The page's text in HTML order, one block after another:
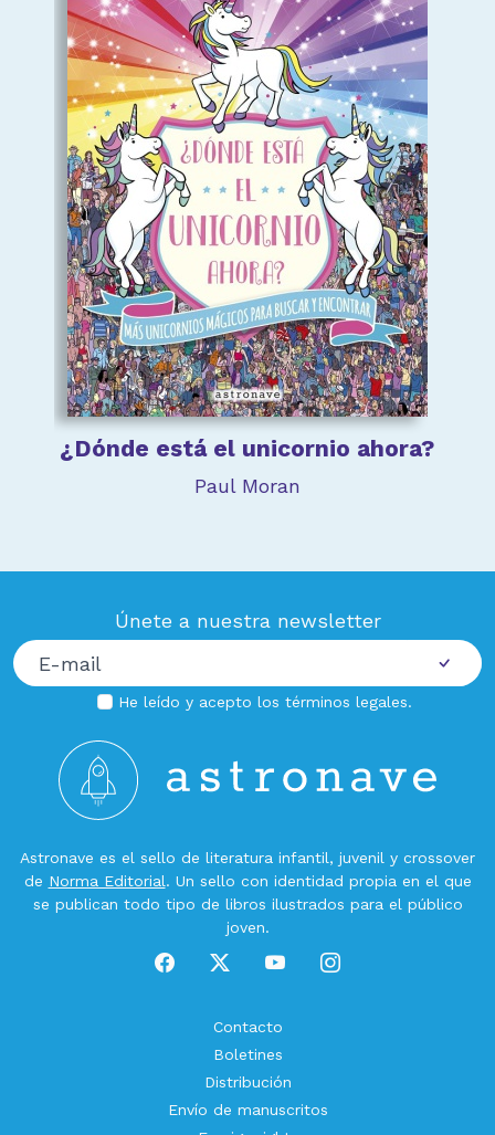
¿Dónde está el unicornio ahora?
Paul Moran
Únete a nuestra newsletter
He leído y acepto los términos legales.
Astronave es el sello de literatura infantil, juvenil y crossover
de Norma Editorial. Un sello con identidad propia en el que
se publican todo tipo de libros ilustrados para el público
joven.
Contacto
Boletines
Distribución
Envío de manuscritos